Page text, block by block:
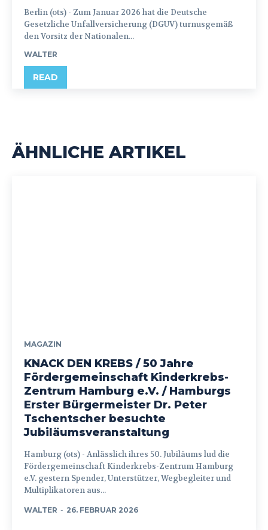
Berlin (ots) - Zum Januar 2026 hat die Deutsche
Gesetzliche Unfallversicherung (DGUV) turnusgemäß
den Vorsitz der Nationalen...
WALTER
READ
ÄHNLICHE ARTIKEL
MAGAZIN
KNACK DEN KREBS / 50 Jahre
Fördergemeinschaft Kinderkrebs-
Zentrum Hamburg e.V. / Hamburgs
Erster Bürgermeister Dr. Peter
Tschentscher besuchte
Jubiläumsveranstaltung
Hamburg (ots) - Anlässlich ihres 50. Jubiläums lud die
Fördergemeinschaft Kinderkrebs-Zentrum Hamburg
e.V. gestern Spender, Unterstützer, Wegbegleiter und
Multiplikatoren aus...
WALTER - 26. FEBRUAR 2026